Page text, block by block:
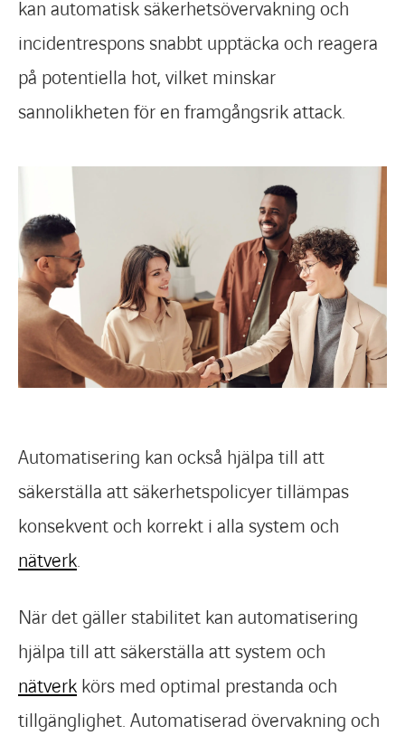
kan automatisk säkerhetsövervakning och
incidentrespons snabbt upptäcka och reagera
på potentiella hot, vilket minskar
sannolikheten för en framgångsrik attack.
Automatisering kan också hjälpa till att
säkerställa att säkerhetspolicyer tillämpas
konsekvent och korrekt i alla system och
nätverk.
När det gäller stabilitet kan automatisering
hjälpa till att säkerställa att system och
nätverk körs med optimal prestanda och
tillgänglighet. Automatiserad övervakning och